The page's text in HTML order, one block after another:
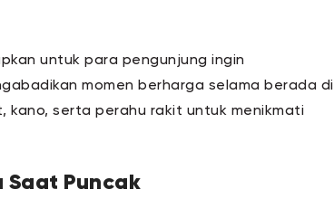
untuk para pengunjung ingin
momen berharga selama berada di
kano, serta perahu rakit untuk menikmati
Puncak